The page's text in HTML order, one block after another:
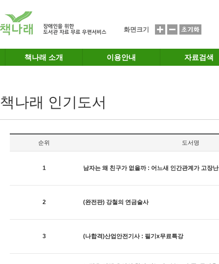
화면크기
책나래 소개 이용안내 자료검색
책나래 인기도서
순위 도서명
1 남자는 왜 친구가 없을까 : 어느새 인간관계가 고장
2 (완전판) 강철의 연금술사
3 (나합격)산업안전기사 : 필기x무료특강